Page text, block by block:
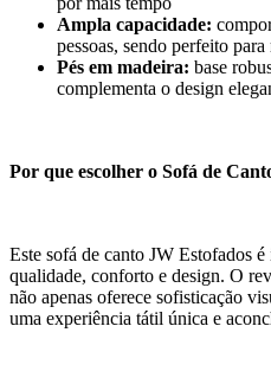
Ampla capacidade:
pessoas, sendo perfeito
Pés em madeira: base
complementa o design
Por que escolher o Sofá de
Este sofá de canto JW Estofados
qualidade, conforto e design. O
não apenas oferece sofisticação
uma experiência tátil única e